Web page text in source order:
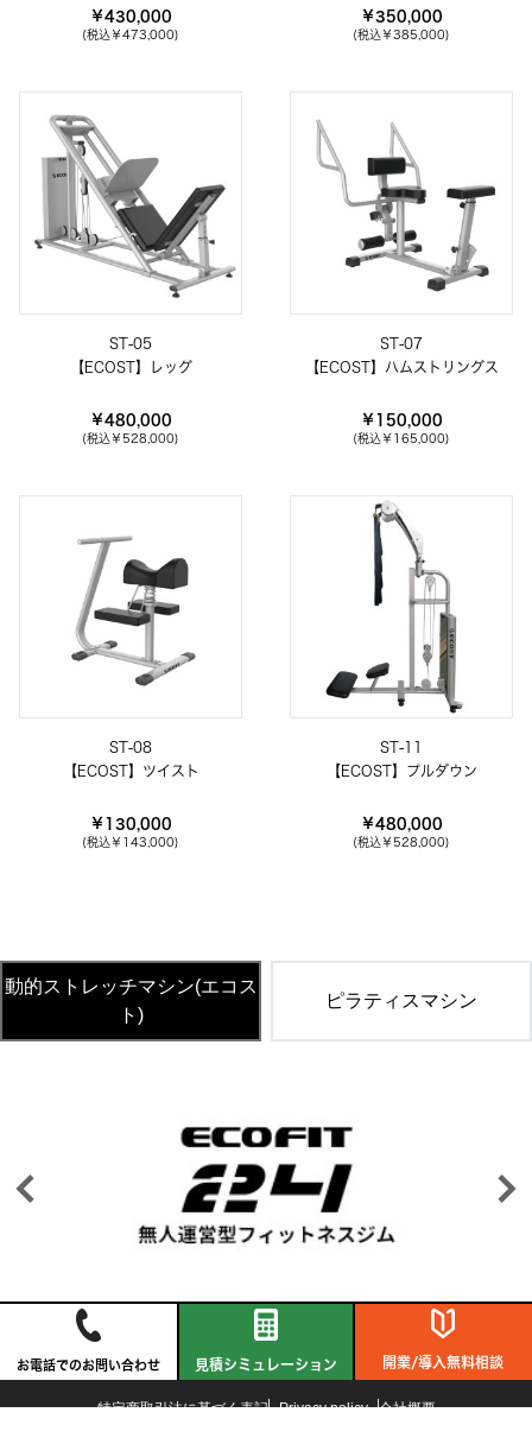
￥430,000
(税込 ￥473,000)
￥350,000
(税込 ￥385,000)
ST-05
【ECOST】レッグ
￥480,000
(税込 ￥528,000)
ST-07
【ECOST】ハムストリングス
￥150,000
(税込 ￥165,000)
ST-08
【ECOST】ツイスト
￥130,000
(税込 ￥143,000)
ST-11
【ECOST】プルダウン
￥480,000
(税込 ￥528,000)
動的ストレッチマシン(エコス
ト)
ピラティスマシン
お電話でのお問い合わせ 見積シミュレーション 開業/導入無料相談
特定商取引法に基づく表記 Privacy policy 会社概要